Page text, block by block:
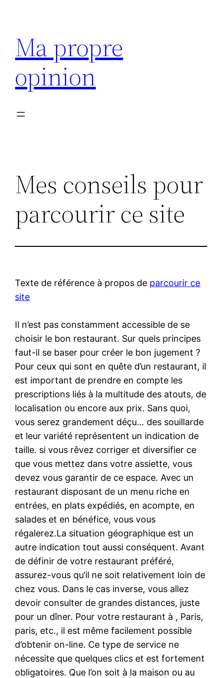
contenu
Ma propre
opinion
Mes conseils pour
parcourir ce site
Texte de référence à propos de parcourir ce
site
Il n’est pas constamment accessible de se
choisir le bon restaurant. Sur quels principes
faut-il se baser pour créer le bon jugement ?
Pour ceux qui sont en quête d’un restaurant, il
est important de prendre en compte les
prescriptions liés à la multitude des atouts, de
localisation ou encore aux prix. Sans quoi,
vous serez grandement déçu… des souillarde
et leur variété représentent un indication de
taille. si vous rêvez corriger et diversifier ce
que vous mettez dans votre assiette, vous
devez vous garantir de ce espace. Avec un
restaurant disposant de un menu riche en
entrées, en plats expédiés, en acompte, en
salades et en bénéfice, vous vous
régalerez.La situation géographique est un
autre indication tout aussi conséquent. Avant
de définir de votre restaurant préféré,
assurez-vous qu’il ne soit relativement loin de
chez vous. Dans le cas inverse, vous allez
devoir consulter de grandes distances, juste
pour un dîner. Pour votre restaurant à , Paris,
paris, etc., il est même facilement possible
d’obtenir on-line. Ce type de service ne
nécessite que quelques clics et est fortement
obligatoires. Que l’on soit à la maison ou au